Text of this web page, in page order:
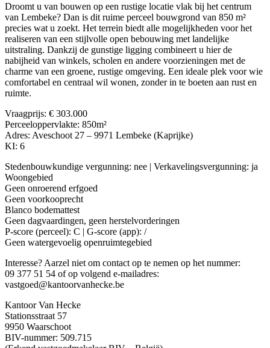
Droomt u van bouwen op een rustige locatie vlak bij het centrum
van Lembeke? Dan is dit ruime perceel bouwgrond van 850 m²
precies wat u zoekt. Het terrein biedt alle mogelijkheden voor het
realiseren van een stijlvolle open bebouwing met landelijke
uitstraling. Dankzij de gunstige ligging combineert u hier de
nabijheid van winkels, scholen en andere voorzieningen met de
charme van een groene, rustige omgeving. Een ideale plek voor wie
comfortabel en centraal wil wonen, zonder in te boeten aan rust en
ruimte.
Vraagprijs: € 303.000
Perceeloppervlakte: 850m²
Adres: Aveschoot 27 – 9971 Lembeke (Kaprijke)
KI: 6
Stedenbouwkundige vergunning: nee | Verkavelingsvergunning: ja
Woongebied
Geen onroerend erfgoed
Geen voorkooprecht
Blanco bodemattest
Geen dagvaardingen, geen herstelvorderingen
P-score (perceel): C | G-score (app): /
Geen watergevoelig openruimtegebied
Interesse? Aarzel niet om contact op te nemen op het nummer:
09 377 51 54 of op volgend e-mailadres:
vastgoed@kantoorvanhecke.be
Kantoor Van Hecke
Stationsstraat 57
9950 Waarschoot
BIV-nummer: 509.715